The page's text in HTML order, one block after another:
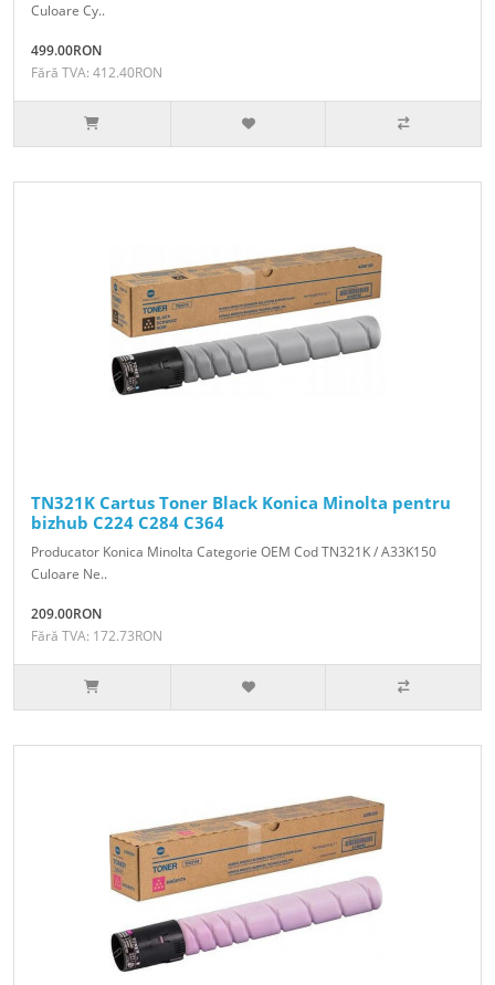
Culoare Cy..
499.00RON
Fără TVA: 412.40RON
TN321K Cartus Toner Black Konica Minolta pentru
bizhub C224 C284 C364
Producator Konica Minolta Categorie OEM Cod TN321K / A33K150
Culoare Ne..
209.00RON
Fără TVA: 172.73RON